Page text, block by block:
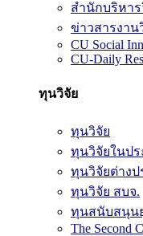
สำนักบริหา
ข่าวสารงาน
CU Social
CU-Daily
ทุนวิจัย
ทุนวิจัย
ทุนวิจัยในปร
ทุนวิจัยต่างป
ทุนวิจัย สบจ.
ทุนสนับสนุน
The Second